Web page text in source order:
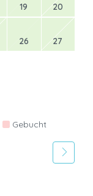
19 20
26 27
Gebucht